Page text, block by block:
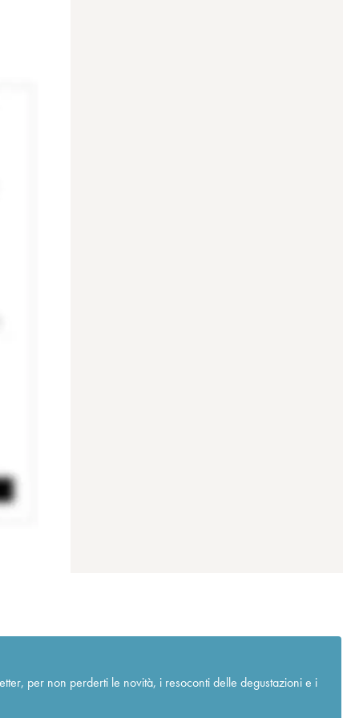
per non perderti le novità, i resoconti delle degustazioni e i